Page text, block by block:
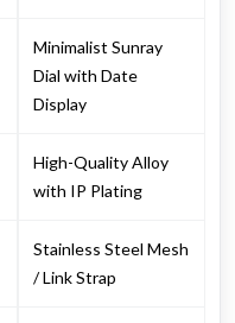
Minimalist Sunray
Dial with Date
Display
High-Quality Alloy
with IP Plating
Stainless Steel Mesh
/ Link Strap